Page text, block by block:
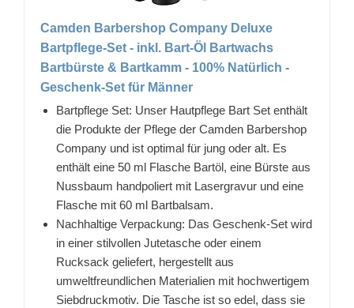
Camden Barbershop Company Deluxe
Bartpflege-Set - inkl. Bart-Öl Bartwachs
Bartbürste & Bartkamm - 100% Natürlich -
Geschenk-Set für Männer
Bartpflege Set: Unser Hautpflege Bart Set enthält
die Produkte der Pflege der Camden Barbershop
Company und ist optimal für jung oder alt. Es
enthält eine 50 ml Flasche Bartöl, eine Bürste aus
Nussbaum handpoliert mit Lasergravur und eine
Flasche mit 60 ml Bartbalsam.
Nachhaltige Verpackung: Das Geschenk-Set wird
in einer stilvollen Jutetasche oder einem
Rucksack geliefert, hergestellt aus
umweltfreundlichen Materialien mit hochwertigem
Siebdruckmotiv. Die Tasche ist so edel, dass sie